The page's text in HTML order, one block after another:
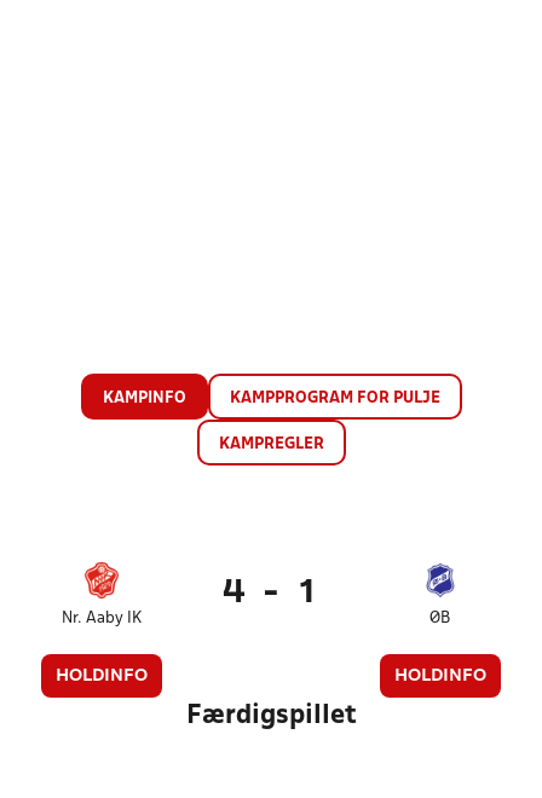
KAMPINFO KAMPPROGRAM FOR PULJE
KAMPREGLER
Nr. Aaby IK
HOLDINFO
4 - 1
ØB
HOLDINFO
Færdigspillet